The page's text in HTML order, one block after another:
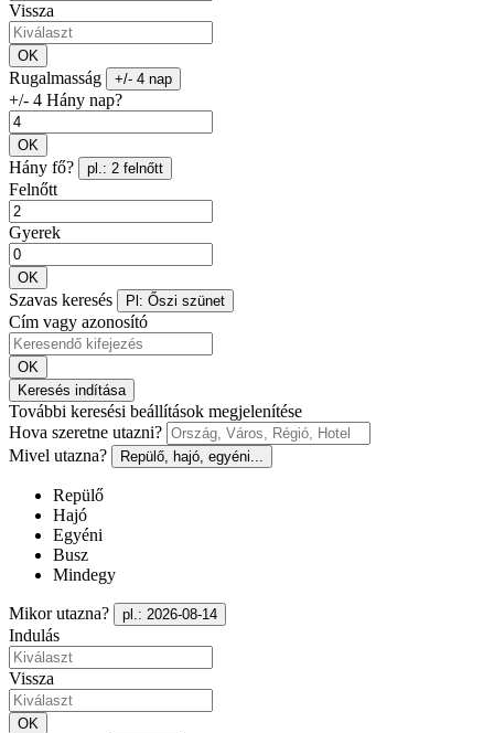
Vissza
OK
Rugalmasság +/- 4 nap
+/- 4 Hány nap?
OK
Hány fő? pl.: 2 felnőtt
Felnőtt
Gyerek
OK
Szavas keresés Pl: Őszi szünet
Cím vagy azonosító
OK
Keresés indítása
További keresési beállítások megjelenítése
Hova szeretne utazni?
Mivel utazna?
Repülő, hajó, egyéni...
Repülő
Hajó
Egyéni
Busz
Mindegy
Mikor utazna? pl.: 2026-08-14
Indulás
Vissza
OK